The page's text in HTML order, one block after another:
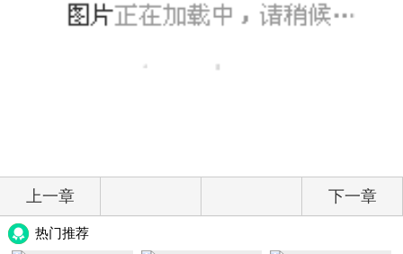
上一章 下一章
热门推荐